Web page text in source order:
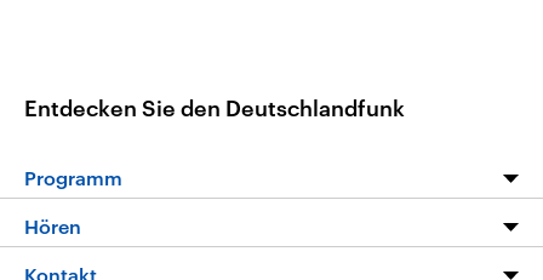
Entdecken Sie den Deutschlandfunk
Programm
Programm
Hören
Livestream
Kontakt